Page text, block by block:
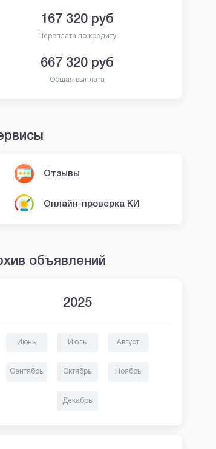
167 320 руб
Переплата по кредиту
667 320 руб
Общая выплата
Отзывы
Онлайн-проверка КИ
объявлений
2025
Июнь Июль Август
Сентябрь Октябрь Ноябрь
Декабрь